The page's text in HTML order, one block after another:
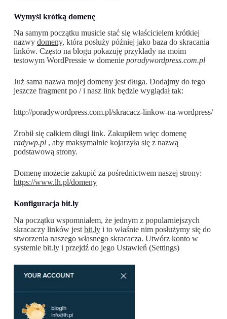
Wymyśl krótką domenę
Na samym początku musicie stać się właścicielem krótkiej
nazwy domeny, która posłuży później jako baza do skracania
linków. Często na blogu pokazuję przykłady na moim
testowym WordPressie w domenie poradywordpress.com.pl
Już sama nazwa mojej domeny jest długa. Dodajmy do tego
jeszcze fragment po / i nasz link będzie wyglądał tak:
http://poradywordpress.com.pl/skracacz-linkow-na-wordpress/
Zrobił się całkiem długi link. Zakupiłem więc domenę
radywp.pl , aby maksymalnie kojarzyła się z nazwą
podstawową strony.
Domenę możecie zakupić za pośrednictwem naszej strony:
https://www.lh.pl/domeny
Konfiguracja bit.ly
Na początku wspomniałem, że jednym z popularniejszych
skracaczy linków jest bit.lyi to właśnie nim posłużymy się do
stworzenia naszego własnego skracacza. Utwórz konto w
systemie bit.ly i przejdź do jego Ustawień (Settings)